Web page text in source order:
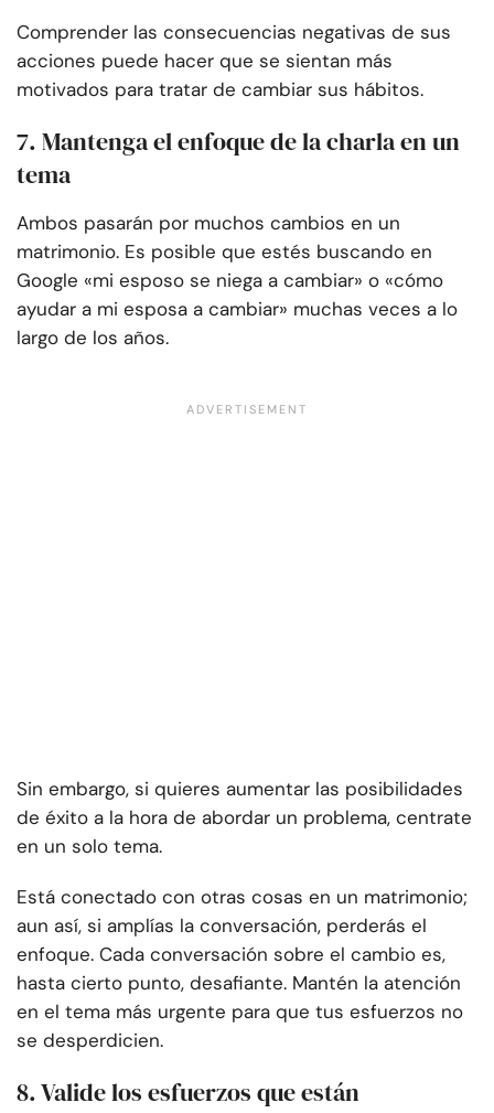
Comprender las consecuencias negativas de sus
acciones puede hacer que se sientan más
motivados para tratar de cambiar sus hábitos.
7. Mantenga el enfoque de la charla en un
tema
Ambos pasarán por muchos cambios en un
matrimonio. Es posible que estés buscando en
Google «mi esposo se niega a cambiar» o «cómo
ayudar a mi esposa a cambiar» muchas veces a lo
largo de los años.
Sin embargo, si quieres aumentar las posibilidades
de éxito a la hora de abordar un problema, centrate
en un solo tema.
Está conectado con otras cosas en un matrimonio;
aun así, si amplías la conversación, perderás el
enfoque. Cada conversación sobre el cambio es,
hasta cierto punto, desafiante. Mantén la atención
en el tema más urgente para que tus esfuerzos no
se desperdicien.
8. Valide los esfuerzos que están